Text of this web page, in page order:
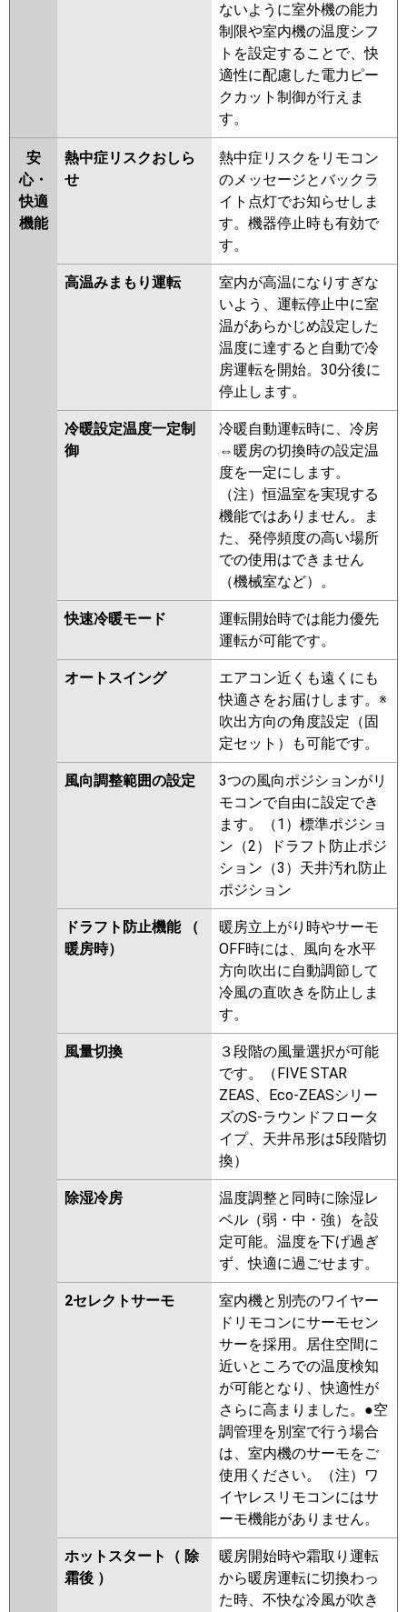
ないように室外機の能力
制限や室内機の温度シフ
トを設定することで、快
適性に配慮した電力ピー
クカット制御が行えま
す。
安
心・
快適
機能
熱中症リスクおしら
せ
熱中症リスクをリモコン
のメッセージとバックラ
イト点灯でお知らせしま
す。機器停止時も有効で
す。
高温みまもり運転
室内が高温になりすぎな
いよう、運転停止中に室
温があらかじめ設定した
温度に達すると自動で冷
房運転を開始。30分後に
停止します。
冷暖設定温度一定制
御
冷暖自動運転時に、冷房
⇔暖房の切換時の設定温
度を一定にします。
（注）恒温室を実現する
機能ではありません。ま
た、発停頻度の高い場所
での使用はできません
（機械室など）。
快速冷暖モード
運転開始時では能力優先
運転が可能です。
オートスイング
エアコン近くも遠くにも
快適さをお届けします。※
吹出方向の角度設定（固
定セット）も可能です。
風向調整範囲の設定
3つの風向ポジションがリ
モコンで自由に設定でき
ます。（1）標準ポジショ
ン（2）ドラフト防止ポジ
ション（3）天井汚れ防止
ポジション
ドラフト防止機能 （
暖房時）
暖房立上がり時やサーモ
OFF時には、風向を水平
方向吹出に自動調節して
冷風の直吹きを防止しま
す。
風量切換
３段階の風量選択が可能
です。（FIVE STAR
ZEAS、Eco-ZEASシリー
ズのS-ラウンドフロータ
イプ、天井吊形は5段階切
換）
除湿冷房
温度調整と同時に除湿レ
ベル（弱・中・強）を設
定可能。温度を下げ過ぎ
ず、快適に過ごせます。
2セレクトサーモ
室内機と別売のワイヤー
ドリモコンにサーモセン
サーを採用。居住空間に
近いところでの温度検知
が可能となり、快適性が
さらに高まりました。●空
調管理を別室で行う場合
は、室内機のサーモをご
使用ください。（注）ワ
イヤレスリモコンにはサ
ーモ機能がありません。
ホットスタート（ 除
霜後 ）
暖房開始時や霜取り運転
から暖房運転に切換わっ
た時、不快な冷風が吹き